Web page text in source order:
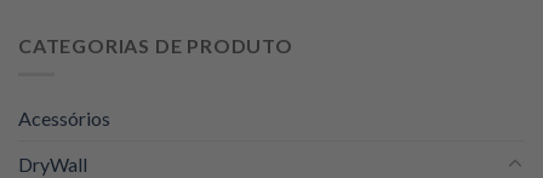
era:
é:
CATEGORIAS DE PRODUTO
Acessórios
DryWall